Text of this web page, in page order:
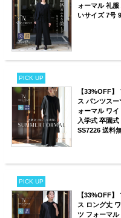
ォーマル 礼
いサイズ 7号
PICK UP
【33%OFF
ス パンツス
ォーマル ワ
入学式 卒園
SS7226 送料
PICK UP
【33%OFF
ス ロング丈
ツ フォーマ